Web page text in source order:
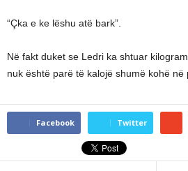
“Çka e ke lëshu atë bark”.
Në fakt duket se Ledri ka shtuar
nuk është parë të kalojë shumë kohë në
Facebook Twitter